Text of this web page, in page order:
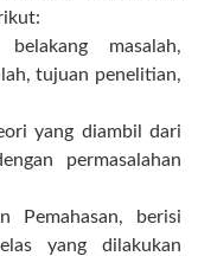
masalah,
tujuan penelitian,
yang diambil dari
permasalahan
Pemahasan, berisi
yang dilakukan